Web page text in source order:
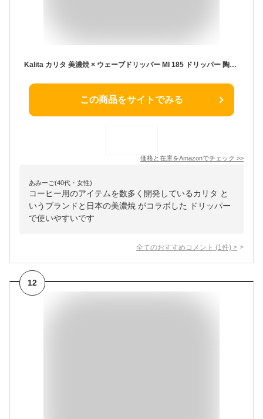
Kalita カリタ 美濃焼 × ウェーブドリッパー MI 185 ドリッパー 陶器 2~4杯用 (サンドグレー)
この商品をサイトでみる
価格と在庫をAmazonでチェック >>
あみーご(40代・女性)
コーヒー用のアイテムを数多く開発しているカリタ と
いうブランドと日本の美濃焼 がコラボした ドリッパー
で使いやすいです
全てのおすすめコメント (1 件) >
12